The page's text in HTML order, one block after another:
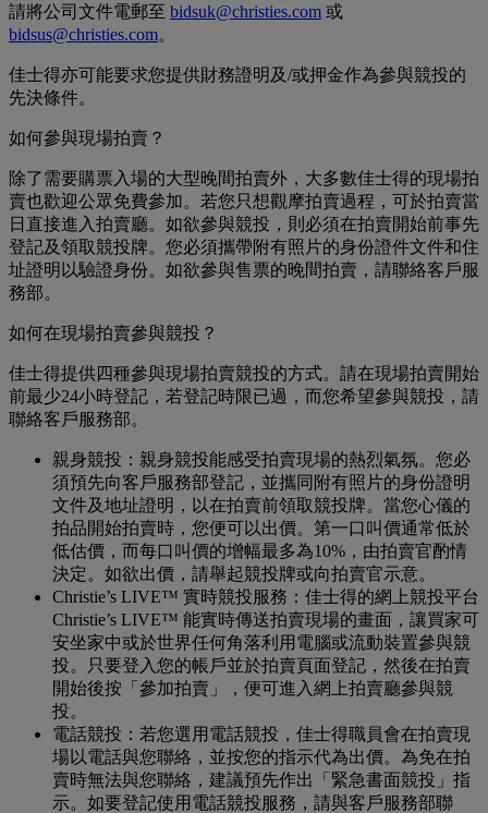
請將公司文件電郵至 bidsuk@christies.com 或
bidsus@christies.com。
佳士得亦可能要求您提供財務證明及/或押金作為參與競投的
先決條件。
如何參與現場拍賣？
除了需要購票入場的大型晚間拍賣外，大多數佳士得的現場拍
賣也歡迎公眾免費參加。若您只想觀摩拍賣過程，可於拍賣當
日直接進入拍賣廳。如欲參與競投，則必須在拍賣開始前事先
登記及領取競投牌。您必須攜帶附有照片的身份證件文件和住
址證明以驗證身份。如欲參與售票的晚間拍賣，請聯絡客戶服
務部。
如何在現場拍賣參與競投？
佳士得提供四種參與現場拍賣競投的方式。請在現場拍賣開始
前最少24小時登記，若登記時限已過，而您希望參與競投，請
聯絡客戶服務部。
親身競投：親身競投能感受拍賣現場的熱烈氣氛。您必
須預先向客戶服務部登記，並攜同附有照片的身份證明
文件及地址證明，以在拍賣前領取競投牌。當您心儀的
拍品開始拍賣時，您便可以出價。第一口叫價通常低於
低估價，而每口叫價的增幅最多為10%，由拍賣官酌情
決定。如欲出價，請舉起競投牌或向拍賣官示意。
Christie’s LIVE™ 實時競投服務：佳士得的網上競投平台
Christie’s LIVE™ 能實時傳送拍賣現場的畫面，讓買家可
安坐家中或於世界任何角落利用電腦或流動裝置參與競
投。只要登入您的帳戶並於拍賣頁面登記，然後在拍賣
開始後按「參加拍賣」，便可進入網上拍賣廳參與競
投。
電話競投：若您選用電話競投，佳士得職員會在拍賣現
場以電話與您聯絡，並按您的指示代為出價。為免在拍
賣時無法與您聯絡，建議預先作出「緊急書面競投」指
示。如要登記使用電話競投服務，請與客戶服務部聯